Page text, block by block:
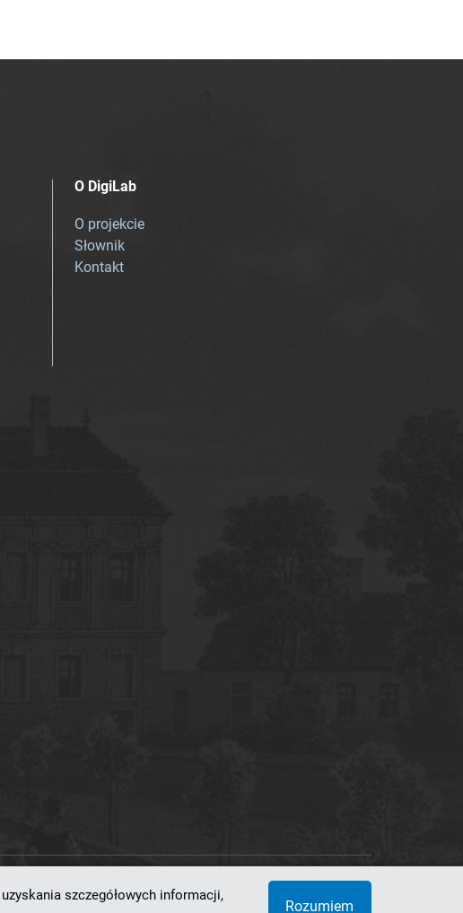
O DigiLab
O projekcie
Słownik
Kontakt
Centrum Superkomputerowo-Sieciowe
szczegółowych informacji,
Rozumiem